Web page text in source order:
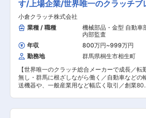
られるため売りやすい状況です。 ■研修： 週に1
回全国の営業が集まるテレビ会議があり、良い事
例や市場の共有を行い、ノウハウを蓄積すること
ができます。 また、チーム交流も盛んな環境で
隔週火曜日＋他２日フリーシフトで取得）で、土
日祝の希望休取得も可能です。夏期休暇、冬期休
暇、慶弔休暇だけでなく、結婚出産お祝い休暇、
ステップアップ休暇など特別休暇も充実してい
す。 ■給与： 安定した固定給のほか、毎月販売
インセンティブを、四半期ごとに目標達成インセ
2016年に経産省の『先進的なリフォーム事業者
彰』で経済産業大臣賞を受賞。空き家問題解決
構開発 ・アシスト台車／スーツの機構開発 ・ロ
ボットアームの機構開発 ◎インジェクション（自
動車部品）の生産技術 ・樹脂成型機の条件設定と
管理 ・成型機と成型金型のメンテナンス業務 ・
樹脂材（主にＰＰＳ材）の取り扱い ・新規製品の
試作対応 ・樹脂成型金型の良否見極め ・機械加
工の工程設定 ・治工具の設計・組立 ・機械設備
の調整 他 ■当社の魅力： 様々な分野でますま
す自動化が期待される昨今、当社はクラッチ・
レーキの総合メーカーとして各種機械の自動化
省力化に貢献しており、海外を中心に需要が高
っています。 ■クラッチとは： クラッチとは、
動力伝達・遮断、制動、変速、緩衝など、機械
す/上場企業/世界唯一のクラッチブ
カー
小倉クラッチ株式会社
業種 / 職種
機械部品・金型 自動車
内部監査
年収
800万円~999万円
勤務地
群馬県桐生市相生町
【世界唯一のクラッチ総合メーカーで成長／転
無し・群馬に根ざしながら働く／自動車などの
送機器や、一般産業用など幅広く取引／創業80
統制業務をお任せいたします。 国内・グループ